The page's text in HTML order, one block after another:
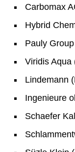
Carbomax
Hybrid
Pauly
Viridis Aqua
Lindemann
Ingenieure
Schaefer